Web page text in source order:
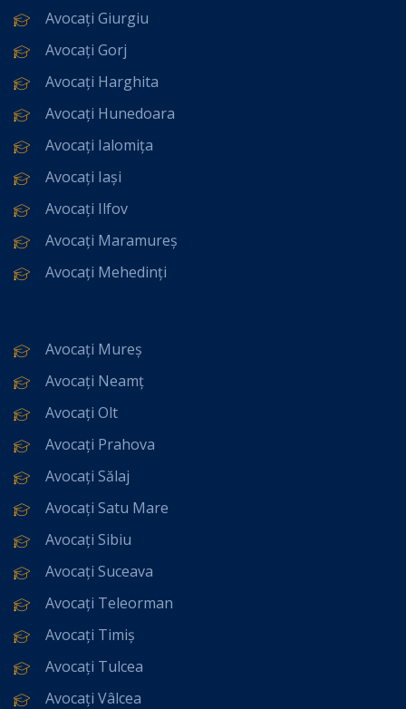
Avocați Giurgiu
Avocați Gorj
Avocați Harghita
Avocați Hunedoara
Avocați Ialomița
Avocați Iași
Avocați Ilfov
Avocați Maramureș
Avocați Mehedinți
Avocați Mureș
Avocați Neamț
Avocați Olt
Avocați Prahova
Avocați Sălaj
Avocați Satu Mare
Avocați Sibiu
Avocați Suceava
Avocați Teleorman
Avocați Timiș
Avocați Tulcea
Avocați Vâlcea